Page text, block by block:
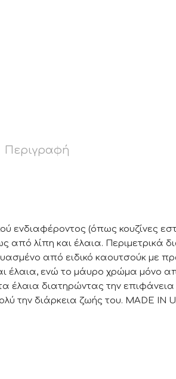
Περιγραφή
ενδιαφέροντος (όπως κουζίνες
λίπη και έλαια. Περιμετρικά
από ειδικό καουτσούκ με
ενώ το μάυρο χρώμα μόνο
έλαια διατηρώντας την
την διάρκεια ζωής του. MADE IN